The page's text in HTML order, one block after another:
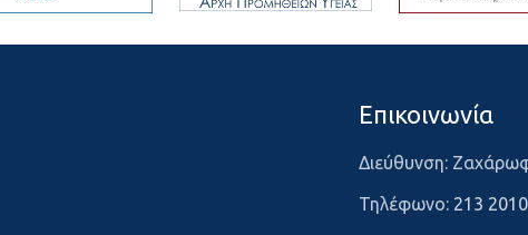
Επικοινωνία
Διεύθυνση:
Τηλέφωνο: 213